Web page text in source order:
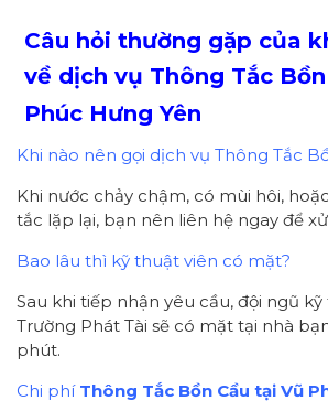
Câu hỏi thường gặp của
về dịch vụ Thông Tắc Bồn
Phúc Hưng Yên
Khi nào nên gọi dịch vụ Thông Tắc
Khi nước chảy chậm, có mùi hôi,
tắc lặp lại, bạn nên liên hệ ngay để
Bao lâu thì kỹ thuật viên có mặt?
Sau khi tiếp nhận yêu cầu, đội ngũ
Trường Phát Tài sẽ có mặt tại nhà
phút.
Chi phí Thông Tắc Bồn Cầu tại Vũ